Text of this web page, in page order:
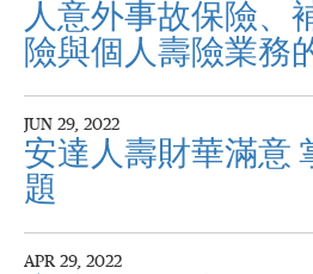
人意外事故保險、
險與個人壽險業務
JUN 29, 2022
安達人壽財華滿意
題
APR 29, 2022